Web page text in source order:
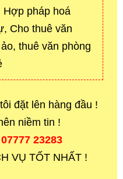
Hợp pháp hoá
Cho thuê văn
thuê văn phòng
đặt lên hàng đầu !
niềm tin !
07777 23283
VỤ TỐT NHẤT !